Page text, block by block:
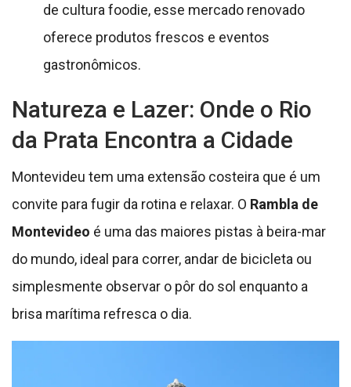
de cultura foodie, esse mercado renovado
oferece produtos frescos e eventos
gastronômicos.
Natureza e Lazer: Onde o Rio
da Prata Encontra a Cidade
Montevideu tem uma extensão costeira que é um
convite para fugir da rotina e relaxar. O Rambla de
Montevideo é uma das maiores pistas à beira-mar
do mundo, ideal para correr, andar de bicicleta ou
simplesmente observar o pôr do sol enquanto a
brisa marítima refresca o dia.